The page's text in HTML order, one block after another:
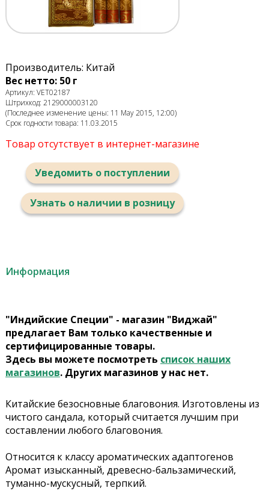
Производитель: Китай
Вес нетто: 50 г
Артикул: VET02187
Штрихкод: 2129000003120
(Последнее изменение цены: 11 May 2015, 12:00)
Срок годности товара: 11.03.2015
Товар отсутствует в интернет-магазине
Уведомить о поступлении
Узнать о наличии в розницу
Информация
"Индийские Специи" - магазин "Виджай"
предлагает Вам только качественные и
сертифицированные товары.
Здесь вы можете посмотреть список наших
магазинов. Других магазинов у нас нет.
Китайские безосновные благовония. Изготовлены из
чистого сандала, который считается лучшим при
составлении любого благовония.
Относится к классу ароматических адаптогенов
Аромат изысканный, древесно-бальзамический,
туманно-мускусный, терпкий.